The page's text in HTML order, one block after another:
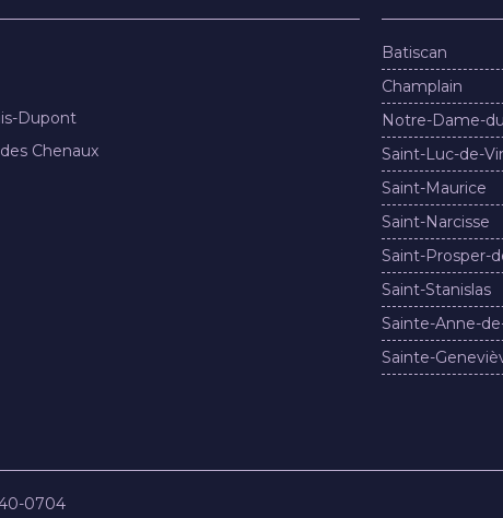
Dupont
Chenaux
Batiscan
Champlain
Notre-Dame-
Saint-Luc-de-
Saint-Maurice
Saint-Narcisse
Saint-Prosper-
Saint-Stanislas
Sainte-Anne-
Sainte-
0704